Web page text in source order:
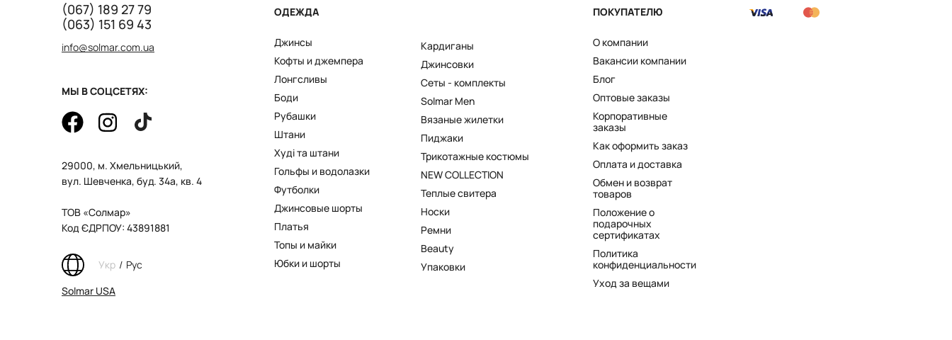
(067) 189 27 79
(063) 151 69 43
info@solmar.com.ua
МЫ В СОЦСЕТЯХ:
29000, м. Хмельницький,
вул. Шевченка, буд. 34а, кв. 4
ТОВ «Солмар»
Код ЄДРПОУ: 43891881
Укр / Рус
Solmar USA
ОДЕЖДА
Джинсы
Кофты и джемпера
Лонгсливы
Боди
Рубашки
Штани
Худі та штани
Гольфы и водолазки
Футболки
Джинсовые шорты
Платья
Топы и майки
Юбки и шорты
Кардиганы
Джинсовки
Сеты - комплекты
Solmar Men
Вязаные жилетки
Пиджаки
Трикотажные костюмы
NEW COLLECTION
Теплые свитера
Носки
Ремни
Beauty
Упаковки
ПОКУПАТЕЛЮ
О компании
Вакансии компании
Блог
Оптовые заказы
Корпоративные
заказы
Как оформить заказ
Оплата и доставка
Обмен и возврат
товаров
Положение о
подарочных
сертификатах
Политика
конфиденциальности
Уход за вещами